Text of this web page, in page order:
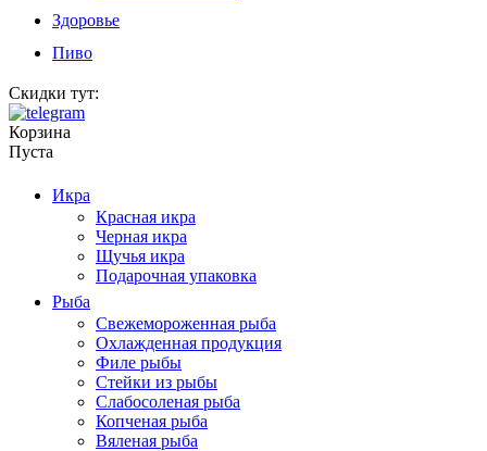
Здоровье
Пиво
Скидки тут:
Корзина
Пуста
Икра
Красная икра
Черная икра
Щучья икра
Подарочная упаковка
Рыба
Свежемороженная рыба
Охлажденная продукция
Филе рыбы
Стейки из рыбы
Слабосоленая рыба
Копченая рыба
Вяленая рыба